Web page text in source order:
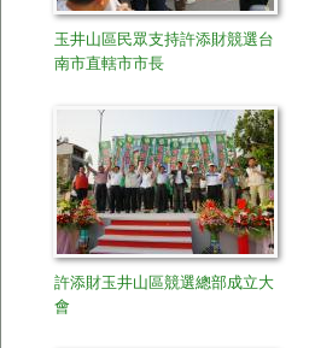
玉井山區民眾支持許添財競選台
南市直轄市市長
許添財玉井山區競選總部成立大
會